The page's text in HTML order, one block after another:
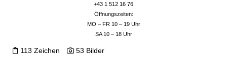
+43 1 512 16 76
Öffnungszeiten:
MO – FR 10 – 19 Uhr
SA 10 – 18 Uhr
113 Zeichen 53 Bilder